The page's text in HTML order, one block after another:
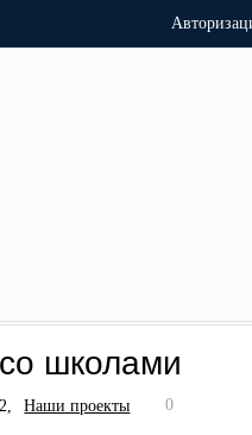
школами
Наши проекты 0